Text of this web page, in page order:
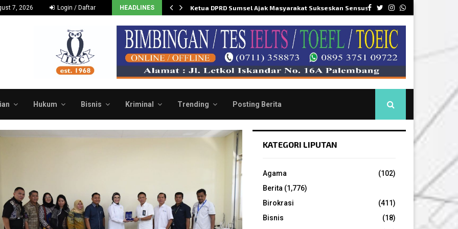
Facebook
Twitter
Instagram
Whatsapp
7, 2026 Login / Daftar HEADLINES
dan Dorong Budidaya… Ketua DPRD Sumsel Ajak Masyarakat Sukseskan Sensus…
Hukum Bisnis Kriminal Trending Posting Berita
KATEGORI LIPUTAN
Agama
(102)
Berita (1,776)
Birokrasi
(411)
Bisnis
(18)